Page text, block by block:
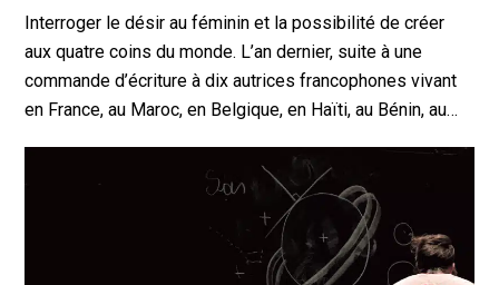
Interroger le désir au féminin et la possibilité de créer
aux quatre coins du monde. L’an dernier, suite à une
commande d’écriture à dix autrices francophones vivant
en France, au Maroc, en Belgique, en Haïti, au Bénin, au…